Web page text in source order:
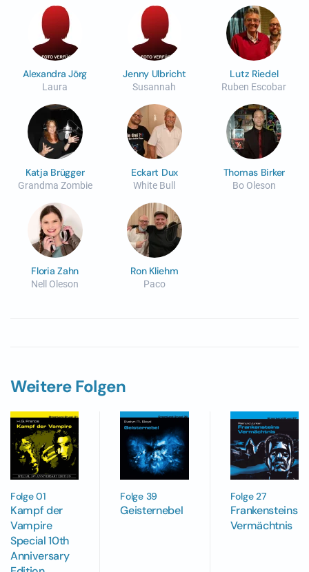
Alexandra Jörg
Laura
Jenny Ulbricht
Susannah
Lutz Riedel
Ruben Escobar
Katja Brügger
Grandma Zombie
Eckart Dux
White Bull
Thomas Birker
Bo Oleson
Floria Zahn
Nell Oleson
Ron Kliehm
Paco
Weitere Folgen
Folge 01
Kampf der
Vampire
Special 10th
Anniversary
Folge 39
Geisternebel
Folge 27
Frankensteins
Vermächtnis